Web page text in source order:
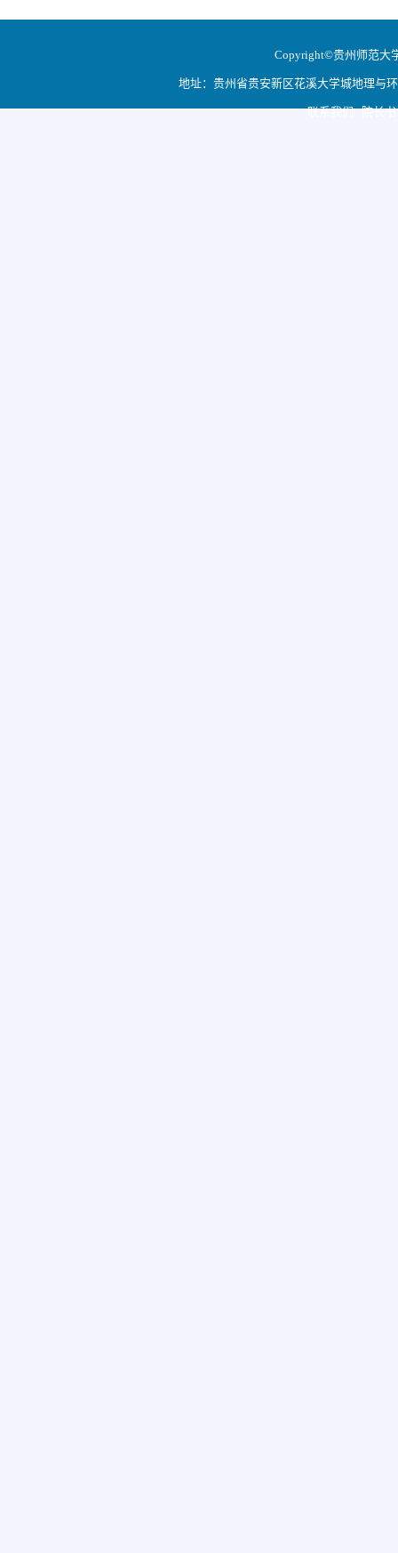
Copyright©贵州师范大
地址：贵州省贵安新区花溪大学城地理与
联系我们 院长书